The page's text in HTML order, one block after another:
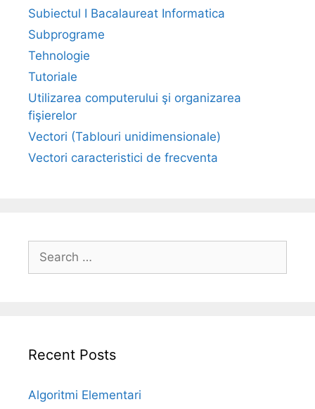
Subiectul I Bacalaureat Informatica
Subprograme
Tehnologie
Tutoriale
Utilizarea computerului şi organizarea
fişierelor
Vectori (Tablouri unidimensionale)
Vectori caracteristici de frecventa
Search
for:
Recent Posts
Algoritmi Elementari